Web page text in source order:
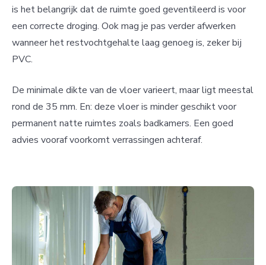
is het belangrijk dat de ruimte goed geventileerd is voor
een correcte droging. Ook mag je pas verder afwerken
wanneer het restvochtgehalte laag genoeg is, zeker bij
PVC.
De minimale dikte van de vloer varieert, maar ligt meestal
rond de 35 mm. En: deze vloer is minder geschikt voor
permanent natte ruimtes zoals badkamers. Een goed
advies vooraf voorkomt verrassingen achteraf.